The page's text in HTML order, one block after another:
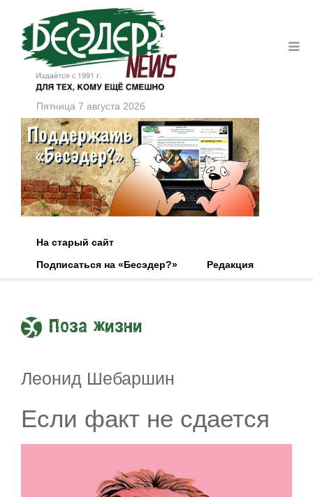
Пятница 7 августа 2026
На старый сайт
Подписаться на «Бесэдер?»
Редакция
Поза жизни
Леонид Шебаршин
Если факт не сдается